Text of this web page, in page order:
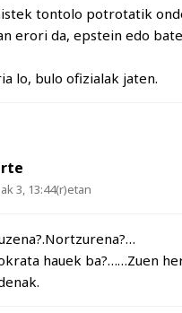
tontolo potrotatik
erori da, epstein edo
lo, bulo ofizialak jaten.
3, 13:44(r)etan
hauek ba?……Zuen